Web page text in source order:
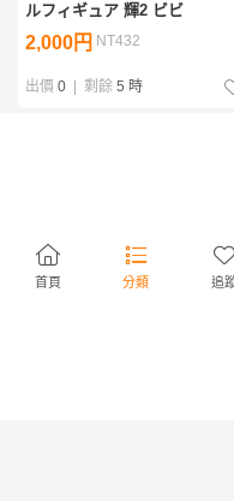
首頁 分類 追
ルフィギュア 輝2 ビビ
2,000円 NT432
出價 0 剩餘 5 時
出價